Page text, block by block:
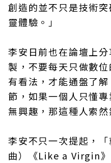
創造的並不只是技術
靈體驗。」
李安日前也在論壇上
製，不要每天只做數
有看法，才能通盤了
節，如果一個人只懂
無興趣，那這種人索然
李安不只一次提起，
曲）《Like a Virgin